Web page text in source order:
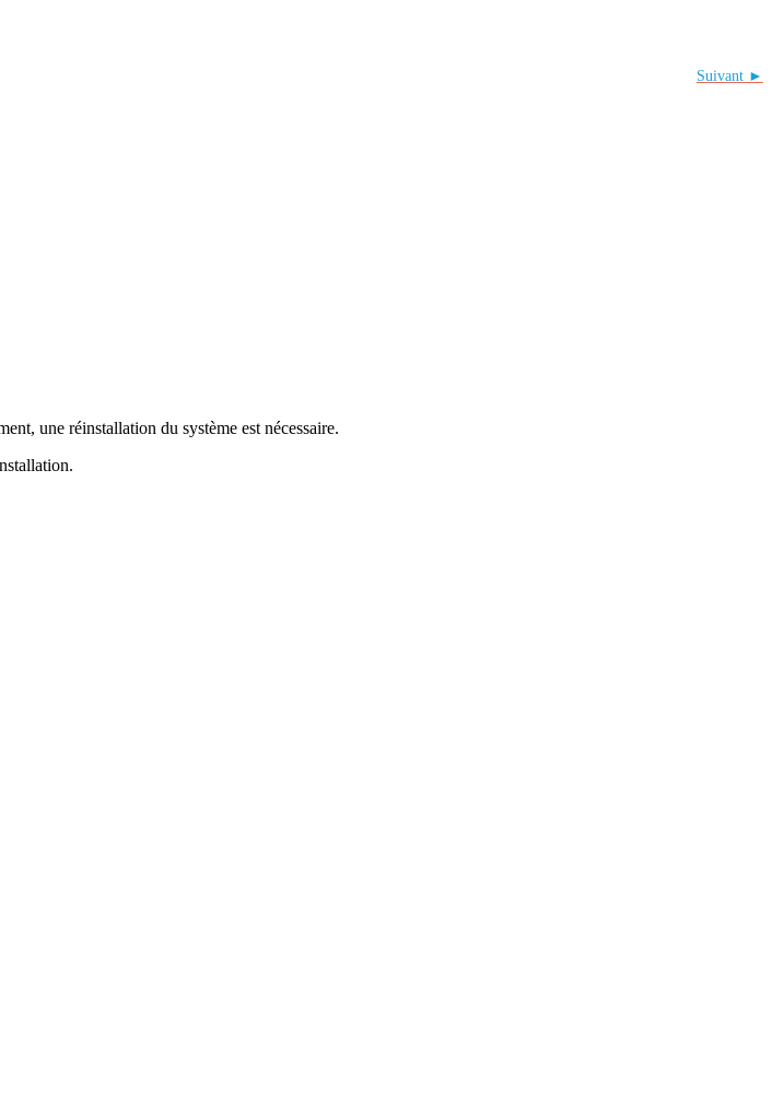
une réinstallation du système est nécessaire.